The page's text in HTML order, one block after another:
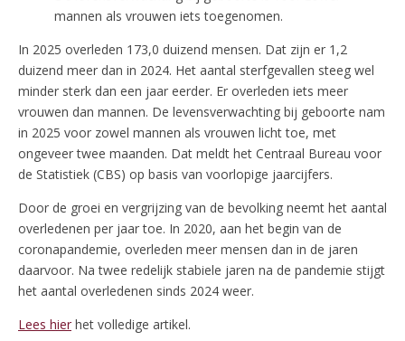
mannen als vrouwen iets toegenomen.
In 2025 overleden 173,0 duizend mensen. Dat zijn er 1,2
duizend meer dan in 2024. Het aantal sterfgevallen steeg wel
minder sterk dan een jaar eerder. Er overleden iets meer
vrouwen dan mannen. De levensverwachting bij geboorte nam
in 2025 voor zowel mannen als vrouwen licht toe, met
ongeveer twee maanden. Dat meldt het Centraal Bureau voor
de Statistiek (CBS) op basis van voorlopige jaarcijfers.
Door de groei en vergrijzing van de bevolking neemt het aantal
overledenen per jaar toe. In 2020, aan het begin van de
coronapandemie, overleden meer mensen dan in de jaren
daarvoor. Na twee redelijk stabiele jaren na de pandemie stijgt
het aantal overledenen sinds 2024 weer.
Lees hier het volledige artikel.